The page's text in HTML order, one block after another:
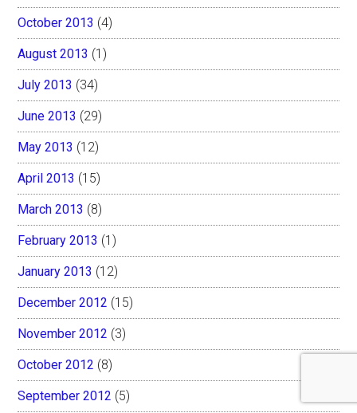
October 2013 (4)
August 2013 (1)
July 2013 (34)
June 2013 (29)
May 2013 (12)
April 2013 (15)
March 2013 (8)
February 2013 (1)
January 2013 (12)
December 2012 (15)
November 2012 (3)
October 2012 (8)
September 2012 (5)